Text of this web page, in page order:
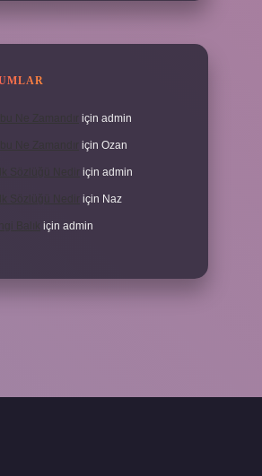
için admin
için Ozan
Sözlüğü Nedir için admin
Sözlüğü Nedir için Naz
için admin